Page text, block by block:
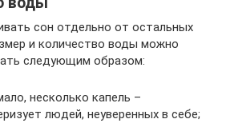
сон отдельно от остальных
и количество воды можно
следующим образом:
несколько капель –
людей, неуверенных в себе;